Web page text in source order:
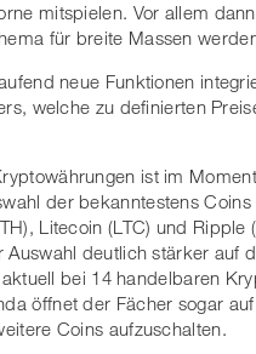
mitspielen. Vor allem
für breite Massen
neue Funktionen
welche zu definierten
ist im
der bekanntestens
Litecoin (LTC) und Ripple
deutlich stärker auf
bei 14 handelbaren
öffnet der Fächer sogar
Coins aufzuschalten.